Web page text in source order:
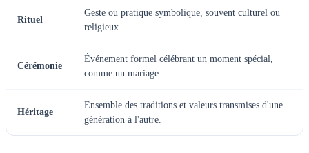
Rituel
Geste ou pratique symbolique, souvent culturel ou
religieux.
Cérémonie
Événement formel célébrant un moment spécial,
comme un mariage.
Héritage
Ensemble des traditions et valeurs transmises d'une
génération à l'autre.